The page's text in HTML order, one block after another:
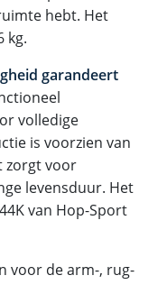
hebt. Het
kg.
garandeert
volledige
is voorzien van
zorgt voor
levensduur. Het
van Hop-Sport
voor de arm-, rug-